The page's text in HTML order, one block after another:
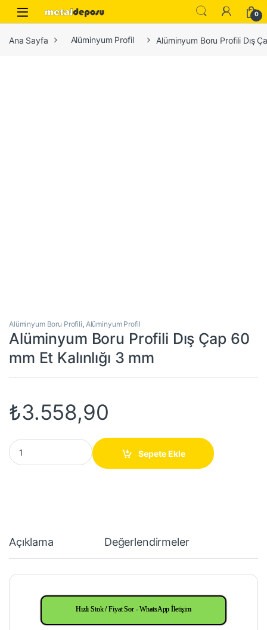
Skip to navigation
Skip to content
0
Ana Sayfa Alüminyum Profil Alüminyum Boru Profili Dış
Alüminyum Boru Profili, Alüminyum Profil
Alüminyum Boru Profili Dış Çap 60
mm Et Kalınlığı 3 mm
₺3.558,90
Alüminyum Boru Profili Dış Çap 60 mm Et Kalınlığı 3 mm quantity
Sepete Ekle
Açıklama Değerlendirmeler
Hızlı Stok / Fiyat Sor - WhatsApp İletişim